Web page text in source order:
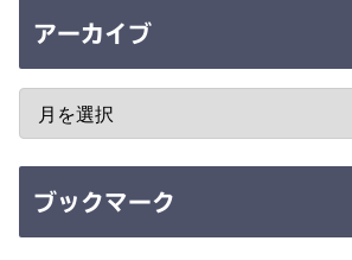
アーカイブ
ブックマーク